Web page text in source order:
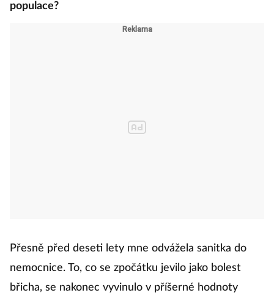
populace?
Přesně před deseti lety mne odvážela sanitka do
nemocnice. To, co se zpočátku jevilo jako bolest
břicha, se nakonec vyvinulo v příšerné hodnoty